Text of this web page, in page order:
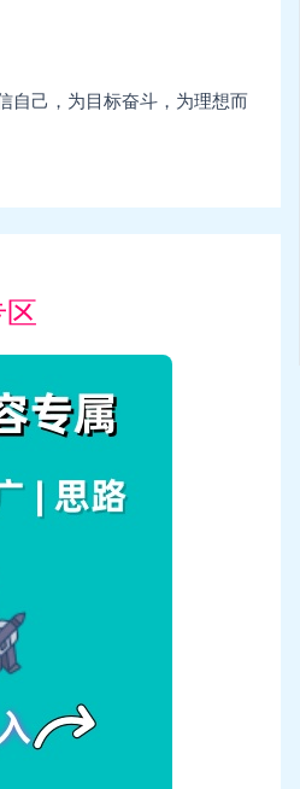
自己，为目标奋斗，为理想而